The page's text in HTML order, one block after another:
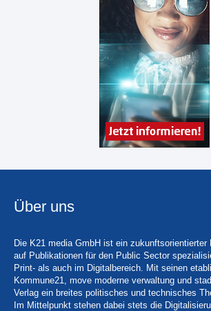
Über uns
Die K21 media GmbH ist ein zukunftsorientierter
auf Publikationen für den Public Sector
Print- als auch im Digitalbereich. Mit seinen
Kommune21, move moderne verwaltung und
Verlag ein breites politisches und technisches
Im Mittelpunkt stehen dabei stets die